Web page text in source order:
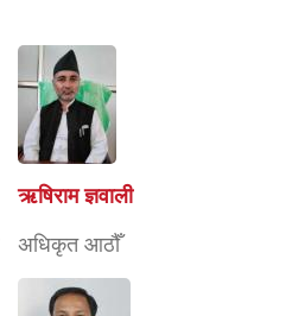
ऋषिराम ज्ञवाली
अधिकृत आठौँ